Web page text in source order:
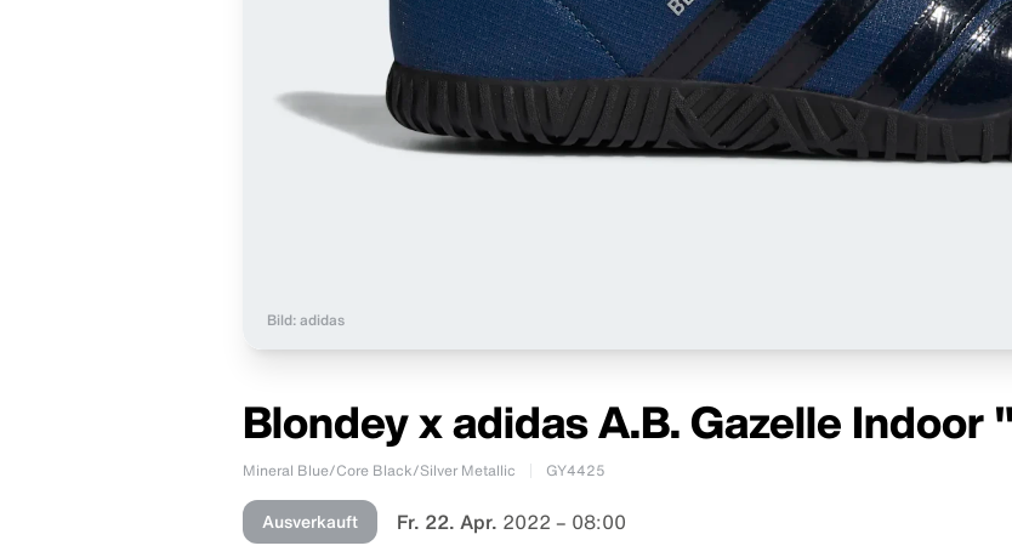
Bild: adidas
Blondey x adidas A.B. Gazelle Indoor
Mineral Blue/Core Black/Silver Metallic GY4425
Ausverkauft Fr. 22. Apr. 2022 – 08:00